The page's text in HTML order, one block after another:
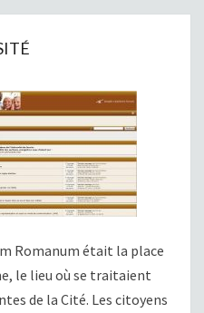
Romanum était la place
le lieu où se traitaient
de la Cité. Les citoyens